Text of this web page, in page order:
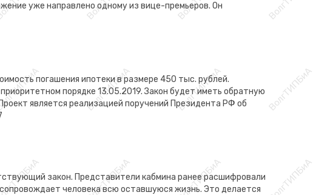
уже направлено одному из вице-премьеров. Он
погашения ипотеки в размере 450 тыс. рублей.
порядке 13.05.2019. Закон будет иметь обратную
является реализацией поручений Президента РФ об
закон. Представители кабмина ранее расшифровали
человека всю оставшуюся жизнь. Это делается